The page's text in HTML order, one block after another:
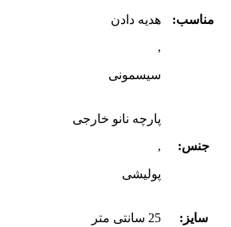
مناسب:
هدیه دادن
,
سیسمونی
جنس:
پارچه نانو خارجی
,
پولیشی
سایز: 25 سانتی متر